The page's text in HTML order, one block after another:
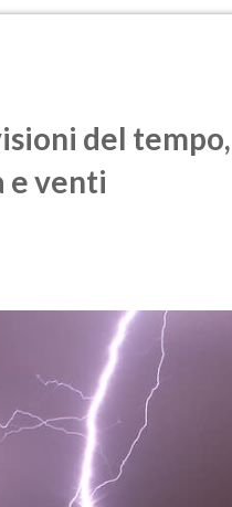
del tempo,
e venti